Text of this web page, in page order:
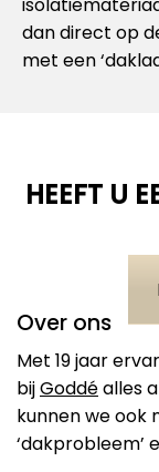
dan direct op
met een
HEEFT U
Over ons
Met 19 jaar
bijGoddéalles
kunnen we ook
‘dakprobleem’